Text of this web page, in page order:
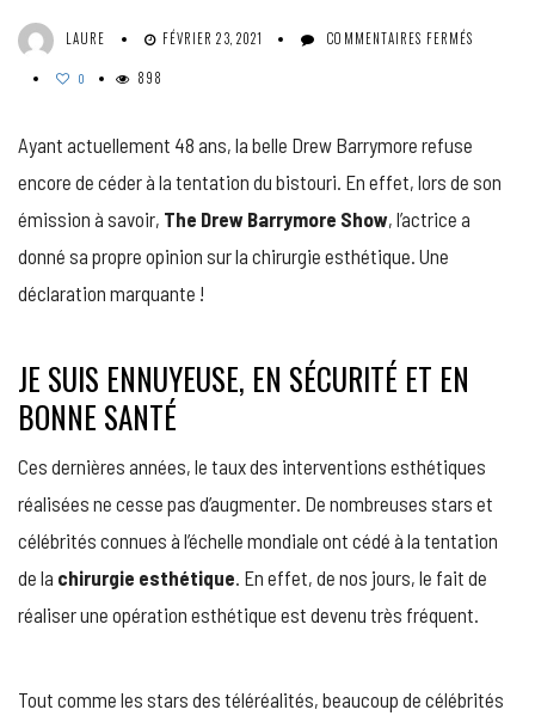
LAURE FÉVRIER 23, 2021 COMMENTAIRES FERMÉS
0 898
Ayant actuellement 48 ans, la belle Drew Barrymore refuse
encore de céder à la tentation du bistouri. En effet, lors de son
émission à savoir, The Drew Barrymore Show, l’actrice a
donné sa propre opinion sur la chirurgie esthétique. Une
déclaration marquante !
JE SUIS ENNUYEUSE, EN SÉCURITÉ ET EN
BONNE SANTÉ
Ces dernières années, le taux des interventions esthétiques
réalisées ne cesse pas d’augmenter. De nombreuses stars et
célébrités connues à l’échelle mondiale ont cédé à la tentation
de la chirurgie esthétique . En effet, de nos jours, le fait de
réaliser une opération esthétique est devenu très fréquent.
Tout comme les stars des téléréalités, beaucoup de célébrités